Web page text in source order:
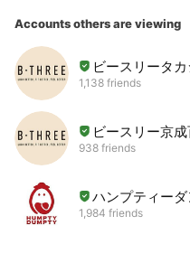
Accounts others are viewing
ビースリータ
1,138 friends
ビースリー京
938 friends
ハンプティーダ
1,984 friends